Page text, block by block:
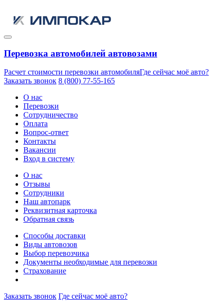
Перевозка автомобилей автовозами
Расчет стоимости перевозки автомобиляГде сейчас моё авто?
Заказать звонок 8 (800) 77-55-165
О нас
Перевозки
Сотрудничество
Оплата
Вопрос-ответ
Контакты
Вакансии
Вход в систему
О нас
Отзывы
Сотрудники
Наш автопарк
Реквизитная карточка
Обратная связь
Способы доставки
Виды автовозов
Выбор перевозчика
Документы необходимые для перевозки
Страхование
Заказать звонок Где сейчас моё авто?